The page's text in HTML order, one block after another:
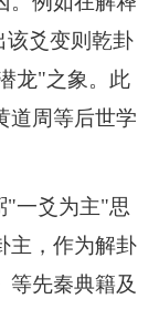
该爻变则乾卦
龙"之象。此
道周等后世学
爻为主"思
主，作为解卦
等先秦典籍及